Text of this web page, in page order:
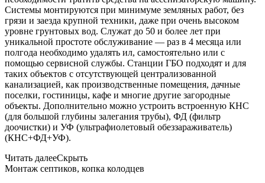
Системы монтируются при минимуме земляных работ, без
грязи и заезда крупной техники, даже при очень высоком
уровне грунтовых вод. Служат до 50 и более лет при
уникальной простоте обслуживание — раз в 4 месяца или
полгода необходимо удалять ил, самостоятельно или с
помощью сервисной службы. Станции ГБО подходят и для
таких объектов с отсутствующей централизованной
канализацией, как производственные помещения, дачные
поселки, гостиницы, кафе и многие другие загородные
объекты. Дополнительно можно устроить встроенную КНС
(для большой глубины залегания трубы), ФД (фильтр
доочистки) и УФ (ультрафиолетовый обеззараживатель)
(КНС+ФД+УФ).
Читать далееСкрыть
Монтаж септиков, копка колодцев